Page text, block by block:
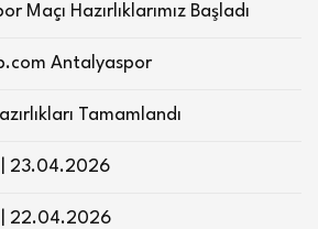
Maçı Hazırlıklarımız Başladı
Antalyaspor
Tamamlandı
| 23.04.2026
| 22.04.2026